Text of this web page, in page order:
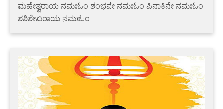
ಮಹೇಶ್ವರಾಯ ನಮಃಓಂ ಶಂಭವೇ ನಮಃಓಂ ಪಿನಾಕಿನೇ ನಮಃಓಂ
ಶಶಿಶೇಖರಾಯ ನಮಃಓಂ